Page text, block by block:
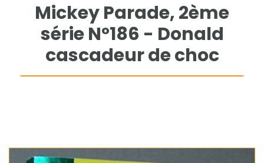
Mickey Parade, 2ème
série N°186 - Donald
cascadeur de choc